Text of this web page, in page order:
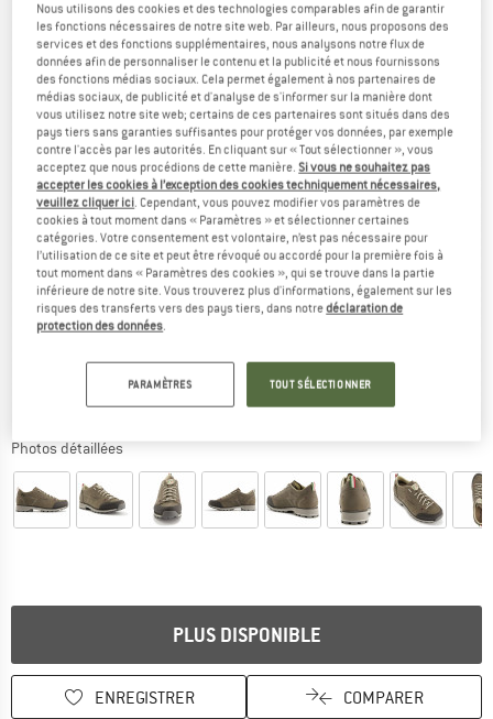
Photos détaillées
PLUS DISPONIBLE
ENREGISTRER COMPARER
Nous utilisons des cookies et des technologies comparables afin de garantir
les fonctions nécessaires de notre site web. Par ailleurs, nous proposons des
services et des fonctions supplémentaires, nous analysons notre flux de
données afin de personnaliser le contenu et la publicité et nous fournissons
des fonctions médias sociaux. Cela permet également à nos partenaires de
médias sociaux, de publicité et d'analyse de s'informer sur la manière dont
vous utilisez notre site web; certains de ces partenaires sont situés dans des
pays tiers sans garanties suffisantes pour protéger vos données, par exemple
contre l'accès par les autorités. En cliquant sur « Tout sélectionner », vous
acceptez que nous procédions de cette manière.Si vous ne souhaitez pas
accepter les cookies à l’exception des cookies techniquement nécessaires,
veuillez cliquer ici. Cependant, vous pouvez modifier vos paramètres de
cookies à tout moment dans « Paramètres » et sélectionner certaines
catégories. Votre consentement est volontaire, n’est pas nécessaire pour
l’utilisation de ce site et peut être révoqué ou accordé pour la première fois à
tout moment dans « Paramètres des cookies », qui se trouve dans la partie
inférieure de notre site. Vous trouverez plus d'informations, également sur les
risques des transferts vers des pays tiers, dans notredéclaration de
protection des données.
PARAMÈTRES TOUT SÉLECTIONNER